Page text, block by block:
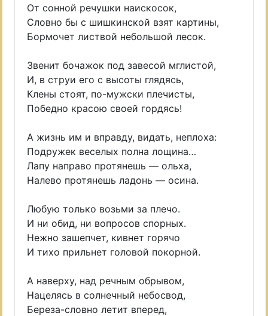
От сонной речушки наискосок,
Словно бы с шишкинской взят картины,
Бормочет листвой небольшой лесок.
Звенит бочажок под завесой мглистой,
И, в струи его с высоты глядясь,
Клены стоят, по-мужски плечисты,
Победно красою своей гордясь!
А жизнь им и вправду, видать, неплоха:
Подружек веселых полна лощина…
Лапу направо протянешь — ольха,
Налево протянешь ладонь — осина.
Любую только возьми за плечо.
И ни обид, ни вопросов спорных.
Нежно зашепчет, кивнет горячо
И тихо прильнет головой покорной.
А наверху, над речным обрывом,
Нацелясь в солнечный небосвод,
Береза-словно летит вперед,